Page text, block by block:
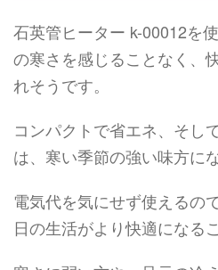
石英管ヒーター k-00012を
の寒さを感じることなく、
れそうです。
コンパクトで省エネ、そし
は、寒い季節の強い味方に
電気代を気にせず使えるの
日の生活がより快適になる